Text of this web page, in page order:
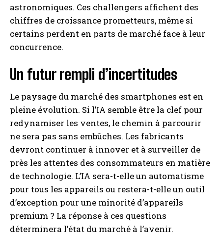
astronomiques. Ces challengers affichent des
chiffres de croissance prometteurs, même si
certains perdent en parts de marché face à leur
concurrence.
Un futur rempli d’incertitudes
Le paysage du marché des smartphones est en
pleine évolution. Si l’IA semble être la clef pour
redynamiser les ventes, le chemin à parcourir
ne sera pas sans embûches. Les fabricants
devront continuer à innover et à surveiller de
près les attentes des consommateurs en matière
de technologie. L’IA sera-t-elle un automatisme
pour tous les appareils ou restera-t-elle un outil
d’exception pour une minorité d’appareils
premium ? La réponse à ces questions
déterminera l’état du marché à l’avenir.